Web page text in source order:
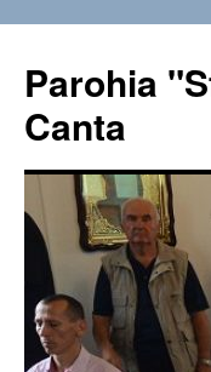
conținut
Parohia
Canta